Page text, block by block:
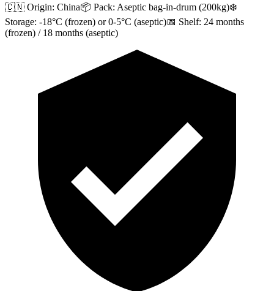
🇨🇳 Origin: China📦 Pack: Aseptic bag-in-drum (200kg)❄️
Storage: -18°C (frozen) or 0-5°C (aseptic)📅 Shelf: 24 months
(frozen) / 18 months (aseptic)